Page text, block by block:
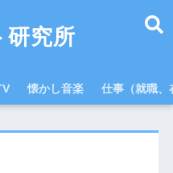
研究所
懐かし音楽 仕事（就職、